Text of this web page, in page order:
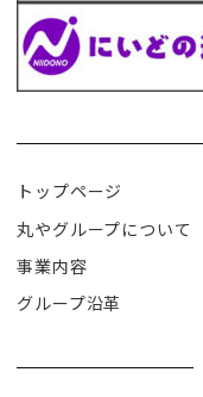
トップページ
丸やグループについて
事業内容
グループ沿革